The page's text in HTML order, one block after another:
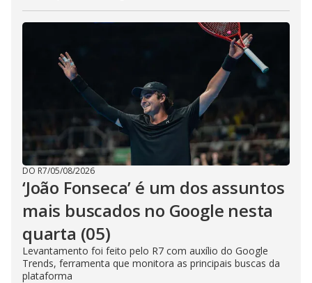
DO R7/05/08/2026
‘João Fonseca’ é um dos assuntos
mais buscados no Google nesta
quarta (05)
Levantamento foi feito pelo R7 com auxílio do Google
Trends, ferramenta que monitora as principais buscas da
plataforma